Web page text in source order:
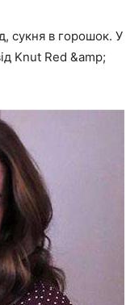
сукня в горошок. У
Knut Red &amp;